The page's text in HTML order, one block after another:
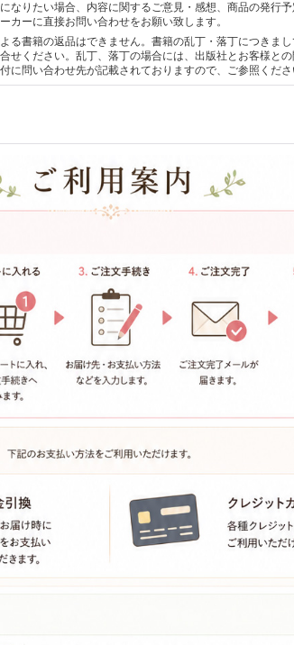
なりたい場合、内容に関するご意見・感想、商品の発行
カーに直接お問い合わせをお願い致します。
る書籍の返品はできません。書籍の乱丁・落丁につきま
せください。乱丁、落丁の場合には、出版社とお客様と
に問い合わせ先が記載されておりますので、ご参照くださ